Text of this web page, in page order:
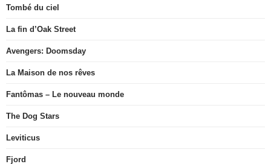
Tombé du ciel
La fin d’Oak Street
Avengers: Doomsday
La Maison de nos rêves
Fantômas – Le nouveau monde
The Dog Stars
Leviticus
Fjord